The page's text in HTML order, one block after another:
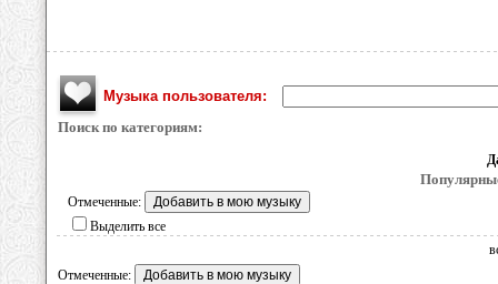
Музыка пользователя:
Поиск по категориям:
Отмеченные:
Выделить все
Отмеченные: